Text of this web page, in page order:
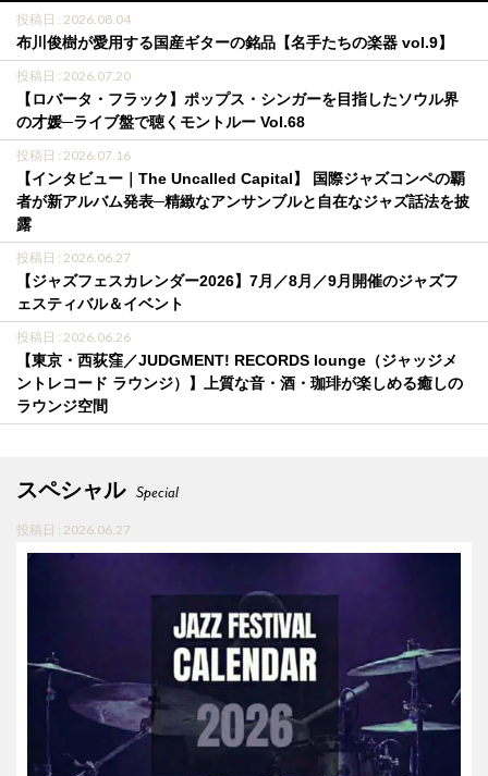
投稿日 : 2026.08.04
布川俊樹が愛用する国産ギターの銘品【名手たちの楽器 vol.9】
投稿日 : 2026.07.20
【ロバータ・フラック】ポップス・シンガーを目指したソウル界
の才媛─ライブ盤で聴くモントルー Vol.68
投稿日 : 2026.07.16
【インタビュー｜The Uncalled Capital】 国際ジャズコンペの覇
者が新アルバム発表─精緻なアンサンブルと自在なジャズ話法を披
露
投稿日 : 2026.06.27
【ジャズフェスカレンダー2026】7月／8月／9月開催のジャズフ
ェスティバル＆イベント
投稿日 : 2026.06.26
【東京・西荻窪／JUDGMENT! RECORDS lounge（ジャッジメ
ントレコード ラウンジ）】上質な音・酒・珈琲が楽しめる癒しの
ラウンジ空間
スペシャル Special
投稿日 : 2026.06.27